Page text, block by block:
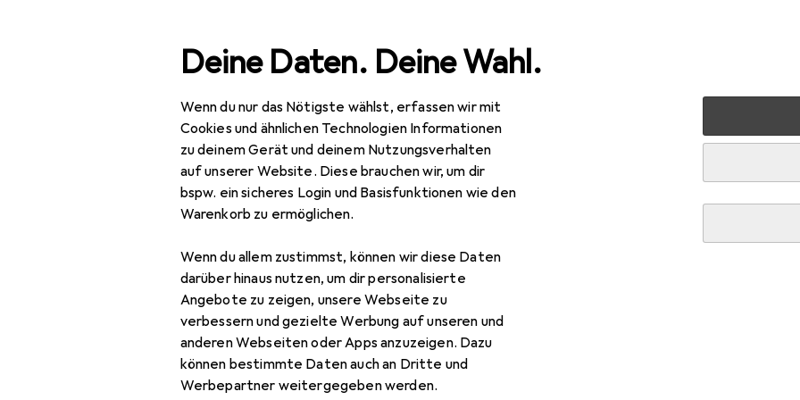
Deine Daten. Deine Wahl.
Wenn du nur das Nötigste wählst, erfassen wir mit
Cookies und ähnlichen Technologien Informationen
zu deinem Gerät und deinem Nutzungsverhalten
auf unserer Website. Diese brauchen wir, um dir
bspw. ein sicheres Login und Basisfunktionen wie den
Warenkorb zu ermöglichen.
Wenn du allem zustimmst, können wir diese Daten
darüber hinaus nutzen, um dir personalisierte
Angebote zu zeigen, unsere Webseite zu
verbessern und gezielte Werbung auf unseren und
anderen Webseiten oder Apps anzuzeigen. Dazu
können bestimmte Daten auch an Dritte und
Werbepartner weitergegeben werden.
Navigation nach Kategorien Gesamtsortiment Sport E-Mobilität + Rollsport
EUR
102,90
Zubehör für Scoot and Ride Highwaykick 6
Hier findest du passendes Zubehör zum Produkt Scoot and Ride Highwaykick 6 aus der